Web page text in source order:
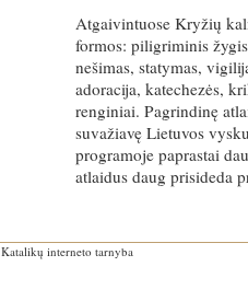
Atgaivintuose Kryžių
formos: piligriminis
nešimas, statymas,
adoracija, katechezės,
renginiai. Pagrindinę
suvažiavę Lietuvos
programoje paprastai
atlaidus daug prisideda
Katalikų interneto tarnyba